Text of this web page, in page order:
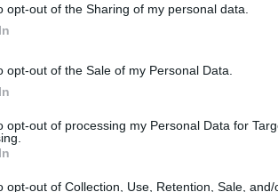
opt-out of the Sharing of my personal data.
opt-out of the Sale of my Personal Data.
opt-out of processing my Personal Data for
opt-out of Collection, Use, Retention, Sale, and/